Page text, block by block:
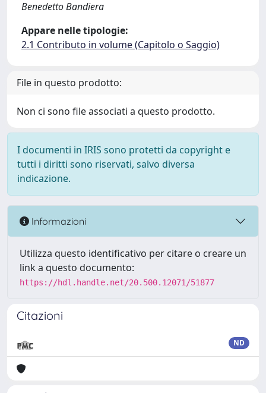
Benedetto Bandiera
Appare nelle tipologie:
2.1 Contributo in volume (Capitolo o Saggio)
File in questo prodotto:
Non ci sono file associati a questo prodotto.
I documenti in IRIS sono protetti da copyright e
tutti i diritti sono riservati, salvo diversa
indicazione.
Informazioni
Utilizza questo identificativo per citare o creare un
link a questo documento:
https://hdl.handle.net/20.500.12071/51877
Citazioni
ND